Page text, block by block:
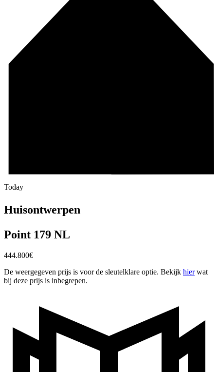
Today
Huisontwerpen
Point 179 NL
444.800€
De weergegeven prijs is voor de sleutelklare optie. Bekijk hierwat
bij deze prijs is inbegrepen.